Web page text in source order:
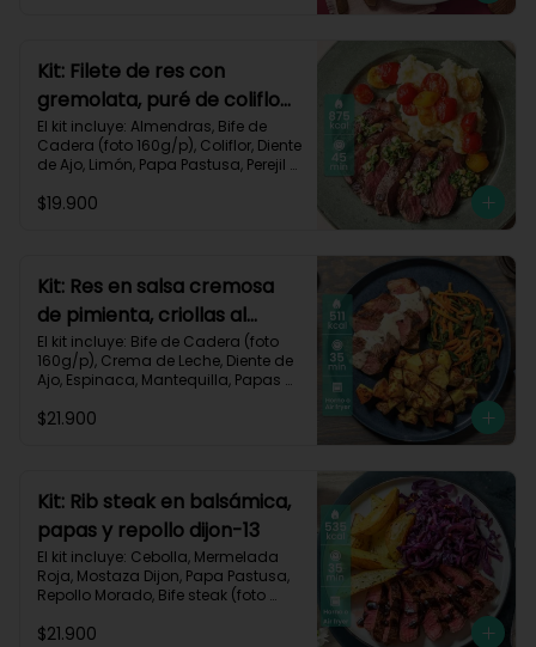
Proteínas 29g
Kit: Filete de res con
gremolata, puré de coliflor
y cherrys-71
El kit incluye: Almendras, Bife de
Cadera (foto 160g/p), Coliflor, Diente
de Ajo, Limón, Papa Pastusa, Perejil
Cherry, Receta Impresa.
$19.900
Kit: Res en salsa cremosa
de pimienta, criollas al
romero y verduras-105
El kit incluye: Bife de Cadera (foto
160g/p), Crema de Leche, Diente de
Ajo, Espinaca, Mantequilla, Papas
Fresco, Zanahoria, Receta Impresa.
$21.900
Kit: Rib steak en balsámica,
papas y repollo dijon-13
El kit incluye: Cebolla, Mermelada
Roja, Mostaza Dijon, Papa Pastusa,
Repollo Morado, Bife steak (foto
Balsámico, Vinagre de Vino Blanco,
$21.900